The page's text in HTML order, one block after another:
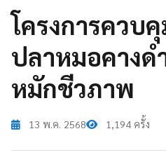
โครงการควบ
ปลาหมอคางด
หมักชีวภาพ
13 พ.ค. 2568 1,194 ครั้ง